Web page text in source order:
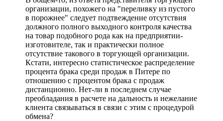
организации, похожего на "переливку из пустого
в порожнее" следует подтвеждение отсутствия
должного полного выходного контроля качества
на товар подобного рода как на предприятии-
изготовителе, так и практически полное
отсутствие такового в торгующей организации.
Кстати, интересно статистическое распределение
процента брака среди продаж в Питере по
отношению с процентом брака с продаж
дистанционно. Нет-ли в последнем случае
преобладания в расчете на дальность и нежелание
клиента связываться в связи с этим с процедурой
обмена?